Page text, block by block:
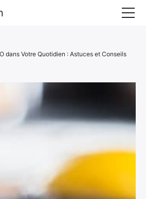
dans Votre Quotidien : Astuces et Conseils